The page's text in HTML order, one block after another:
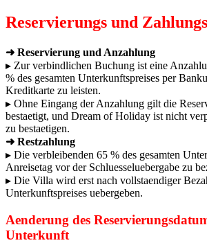
Reservierungs und
➜ Reservierung und Anzahlung
▸ Zur verbindlichen Buchung ist eine
% des gesamten Unterkunftspreises per
Kreditkarte zu leisten.
▸ Ohne Eingang der Anzahlung gilt die
bestaetigt, und Dream of Holiday ist nicht
zu bestaetigen.
➜ Restzahlung
▸ Die verbleibenden 65 % des gesamten
Anreisetag vor der Schluesseluebergabe zu
▸ Die Villa wird erst nach vollstaendiger
Unterkunftspreises uebergeben.
Aenderung des
Unterkunft